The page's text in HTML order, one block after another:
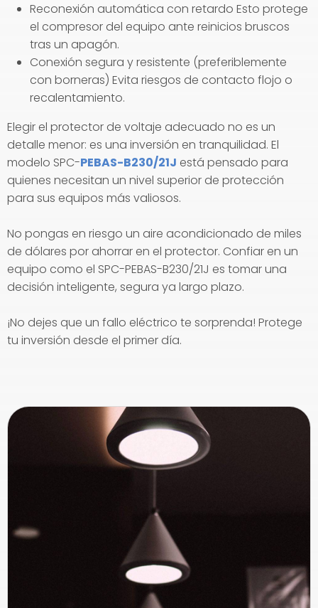
Reconexión automática con retardo Esto protege
el compresor del equipo ante reinicios bruscos
tras un apagón.
Conexión segura y resistente (preferiblemente
con borneras) Evita riesgos de contacto flojo o
recalentamiento.
Elegir el protector de voltaje adecuado no es un
detalle menor: es una inversión en tranquilidad. El
modelo SPC-PEBAS-B230/21J está pensado para
quienes necesitan un nivel superior de protección
para sus equipos más valiosos.
No pongas en riesgo un aire acondicionado de miles
de dólares por ahorrar en el protector. Confiar en un
equipo como el SPC-PEBAS-B230/21J es tomar una
decisión inteligente, segura ya largo plazo.
¡No dejes que un fallo eléctrico te sorprenda! Protege
tu inversión desde el primer día.